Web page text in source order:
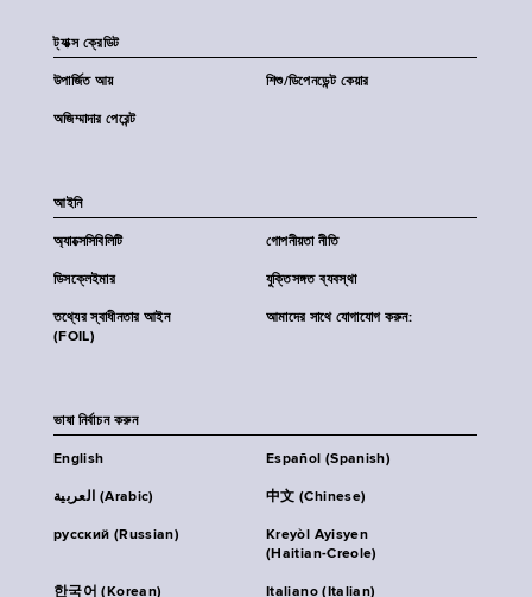
ট্যাক্স ক্রেডিট
উপার্জিত আয় শিশু/ডিপেনডেন্ট কেয়ার
অজিম্মাদার পেরেন্ট
আইনি
অ্যাক্সেসিবিলিটি গোপনীয়তা নীতি
ডিসক্লেইমার যুক্তিসঙ্গত ব্যবস্থা
তথ্যের স্বাধীনতার আইন
(FOIL)
আমাদের সাথে যোগাযোগ করুন:
ভাষা নির্বাচন করুন
English Español (Spanish)
العربية (Arabic) 中文 (Chinese)
русский (Russian)
Kreyòl Ayisyen
(Haitian-Creole)
한국어 (Korean) Italiano (Italian)